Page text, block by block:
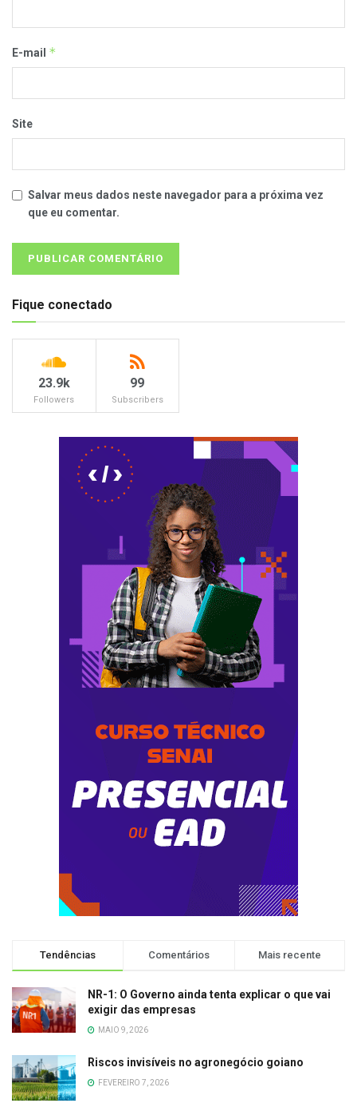
E-mail *
Site
Salvar meus dados neste navegador para a próxima vez
que eu comentar.
Fique conectado
23.9k
Followers
99
Subscribers
Tendências Comentários Mais recente
NR-1: O Governo ainda tenta explicar o que vai
exigir das empresas
MAIO 9, 2026
Riscos invisíveis no agronegócio goiano
FEVEREIRO 7, 2026